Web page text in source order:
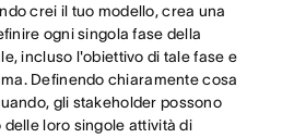
crei il tuo modello, crea una
ogni singola fase della
incluso l'obiettivo di tale fase e
Definendo chiaramente cosa
gli stakeholder possono
loro singole attività di